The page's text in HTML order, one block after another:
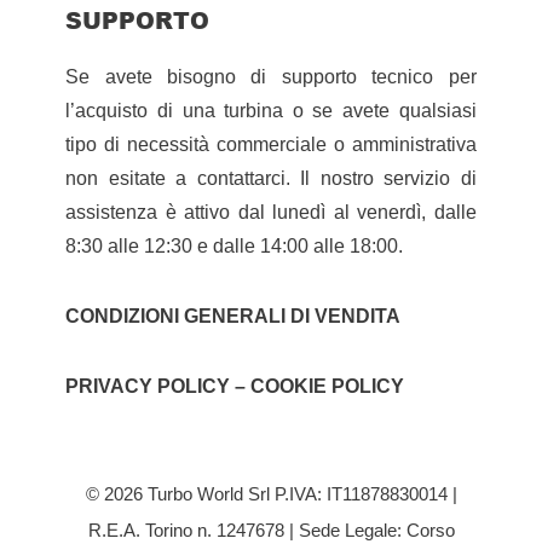
SUPPORTO
Se avete bisogno di supporto tecnico per
l’acquisto di una turbina o se avete qualsiasi
tipo di necessità commerciale o amministrativa
non esitate a contattarci. Il nostro servizio di
assistenza è attivo dal lunedì al venerdì, dalle
8:30 alle 12:30 e dalle 14:00 alle 18:00.
CONDIZIONI GENERALI DI VENDITA
PRIVACY POLICY – COOKIE POLICY
© 2026 Turbo World Srl P.IVA: IT11878830014 |
R.E.A. Torino n. 1247678 | Sede Legale: Corso